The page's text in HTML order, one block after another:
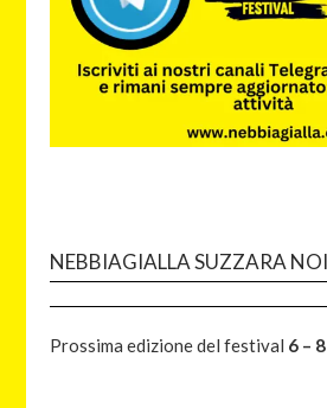
NEBBIAGIALLA SUZZARA
Prossima edizione del festival 6 –